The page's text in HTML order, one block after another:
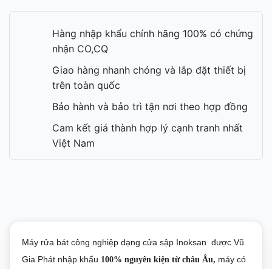
Hàng nhập khẩu chính hãng 100% có chứng
nhận CO,CQ
Giao hàng nhanh chóng và lắp đặt thiết bị
trên toàn quốc
Bảo hành và bảo trì tận nơi theo hợp đồng
Cam kết giá thành hợp lý cạnh tranh nhất
Việt Nam
Máy rửa bát công nghiệp dạng cửa sập Inoksan được Vũ
Gia Phát nhập khẩu 100% nguyên kiện từ châu Âu, máy có